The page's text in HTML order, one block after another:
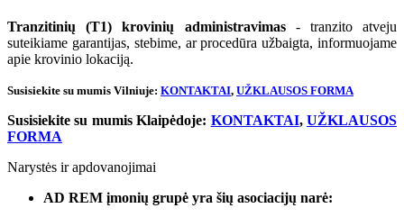
Tranzitinių (T1) krovinių administravimas- tranzito atveju
suteikiame garantijas, stebime, ar procedūra užbaigta, informuojame
apie krovinio lokaciją.
Susisiekite su mumis Vilniuje: KONTAKTAI, UŽKLAUSOS FORMA
Susisiekite su mumis Klaipėdoje: KONTAKTAI,UŽKLAUSOS
FORMA
Narystės ir apdovanojimai
AD REM įmonių grupė yra šių asociacijų narė: